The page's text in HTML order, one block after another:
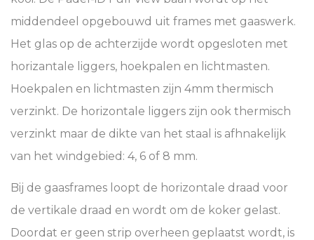
middendeel opgebouwd uit frames met gaaswerk.
Het glas op de achterzijde wordt opgesloten met
horizantale liggers, hoekpalen en lichtmasten.
Hoekpalen en lichtmasten zijn 4mm thermisch
verzinkt. De horizontale liggers zijn ook thermisch
verzinkt maar de dikte van het staal is afhnakelijk
van het windgebied: 4, 6 of 8 mm.
Bij de gaasframes loopt de horizontale draad voor
de vertikale draad en wordt om de koker gelast.
Doordat er geen strip overheen geplaatst wordt, is